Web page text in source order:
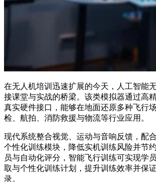
在无人机培训迅速扩展的今天，人工智能
接课堂与实战的桥梁。该类模拟器通过高
真实硬件接口，能够在地面还原多种飞行
检、航拍、消防救援与物流等行业应用。
现代系统整合视觉、运动与音响反馈，配
个性化训练模块，降低实机训练风险并节
员与自动化评分，智能飞行训练可实现学
取与个性化训练计划，提升训练效率并保
录。